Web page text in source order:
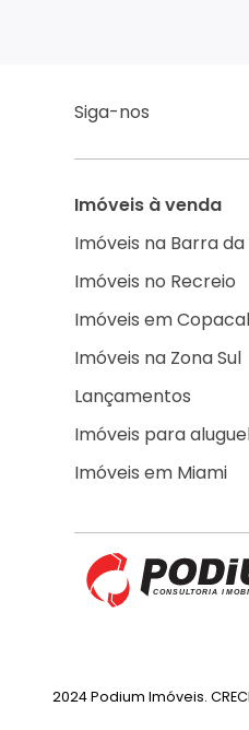
Siga-nos
Imóveis à venda
Imóveis na Barra da
Imóveis no Recreio
Imóveis em
Imóveis na Zona Sul
Lançamentos
Imóveis para
Imóveis em Miami
2024 Podium Imóveis.